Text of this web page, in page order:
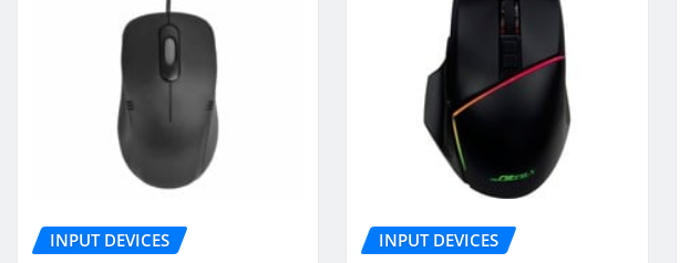
INPUT DEVICES INPUT DEVICES